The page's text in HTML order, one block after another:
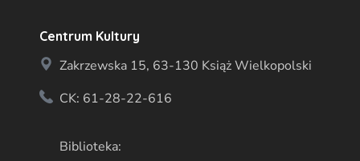
Centrum Kultury
Zakrzewska 15, 63-130 Książ Wielkopolski
CK: 61-28-22-616
Biblioteka: